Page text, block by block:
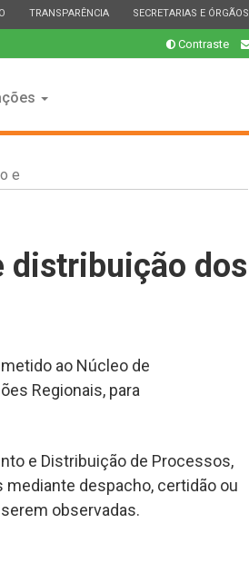
ESTADO
TRANSPARÊNCIA ESTADO
SECRETARIAS E ÓRGÃOS
Contraste
e
distribuição dos
ao Núcleo de
Regionais, para
e Distribuição de Processos,
despacho, certidão ou
observadas.